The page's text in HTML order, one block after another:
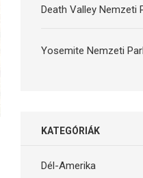
Death Valley Nemzeti
Yosemite Nemzeti
KATEGÓRIÁK
Dél-Amerika